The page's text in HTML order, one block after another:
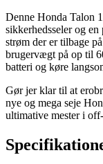
Denne Honda Talon
sikkerhedsseler og
strøm der er tilbage
brugervægt på op til
batteri og køre
Gør jer klar til at
nye og mega seje
ultimative mester i